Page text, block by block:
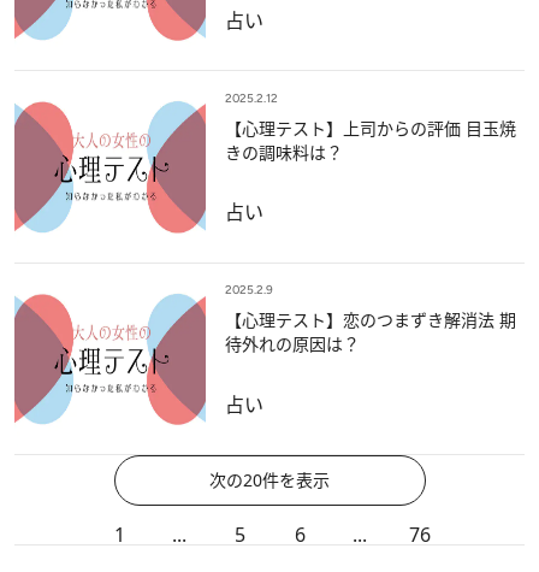
占い
2025.2.12
【心理テスト】上司からの評価 目玉焼
きの調味料は？
占い
2025.2.9
【心理テスト】恋のつまずき解消法 期
待外れの原因は？
占い
次の20件を表示
1 ... 5 6 ... 76